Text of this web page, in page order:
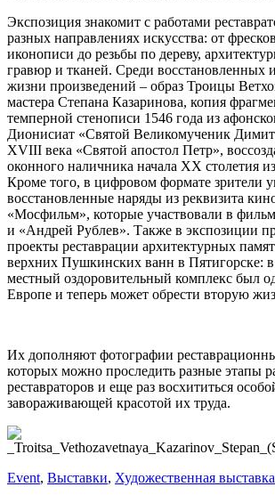
Экспозиция знакомит с работами
разных направлениях искусства: от
иконописи до резьбы по дереву,
гравюр и тканей. Среди восстановленных
жизни произведений – образ Троицы
мастера Степана Казаринова, копия
темперной стенописи 1546 года из
Дионисиат «Святой Великомученик
XVIII века «Святой апостол Петр»,
оконного наличника начала XX столетия
Кроме того, в цифровом формате зрители
восстановленные наряды из реквизита
«Мосфильм», которые участвовали в
и «Андрей Рублев». Также в экспозиции
проекты реставрации архитектурных
верхних Пушкинских ванн в Пятигорске:
местный оздоровительный комплекс был
Европе и теперь может обрести вторую
Их дополняют фотографии
которых можно проследить разные этапы
реставраторов и еще раз восхититься
завораживающей красотой их труда.
Event, Выставки, Художественная выставка